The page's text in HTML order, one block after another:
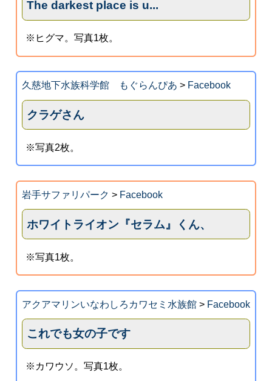
The darkest place is u...
※ヒグマ。写真1枚。
久慈地下水族科学館 もぐらんぴあ > Facebook
クラゲさん
※写真2枚。
岩手サファリパーク > Facebook
ホワイトライオン『セラム』くん、
※写真1枚。
アクアマリンいなわしろカワセミ水族館> Facebook
これでも女の子です
※カワウソ。写真1枚。